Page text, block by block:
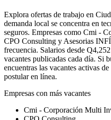
Explora ofertas de trabajo en
demanda local se concentra en
seguros. Empresas como Cmi -
CPO Consulting y Asesorias
frecuencia. Salarios desde
vacantes publicadas cada día. Si
encuentras las vacantes activas
postular en línea.
Empresas con más vacantes
Cmi - Corporación Multi